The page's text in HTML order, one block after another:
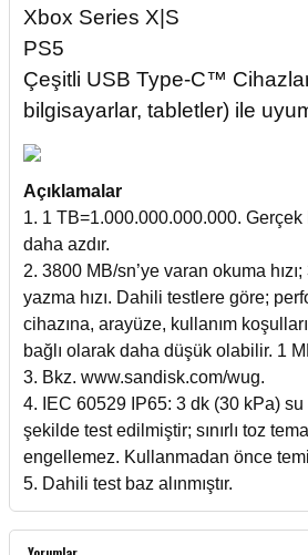
Xbox Series X|S
PS5
Çeşitli USB Type-C™
bilgisayarlar, tabletler) ile
Açıklamalar
1. 1 TB=1.000.000.000.000. Gerçek
daha azdır.
2. 3800 MB/sn’ye varan okuma
yazma hızı. Dahili testlere göre;
cihazına, arayüze, kullanım
bağlı olarak daha düşük olabilir. 1
3. Bkz. www.sandisk.com/wug.
4. IEC 60529 IP65: 3 dk (30 kPa) su
şekilde test edilmiştir; sınırlı toz
engellemez. Kullanmadan önce
5. Dahili test baz alınmıştır.